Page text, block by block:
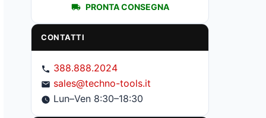
PRONTA CONSEGNA
CONTATTI
388.888.2024
sales@techno-tools.it
Lun–Ven 8:30–18:30